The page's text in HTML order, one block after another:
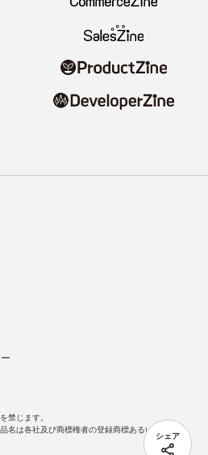
シェア
禁じます。
名は各社及び商標権者の登録商標あるいは商標で